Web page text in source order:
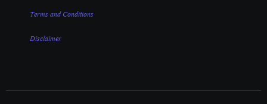
Terms and Conditions
Disclaimer